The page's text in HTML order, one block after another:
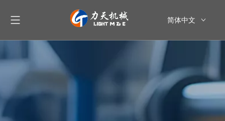
简体中文
Español